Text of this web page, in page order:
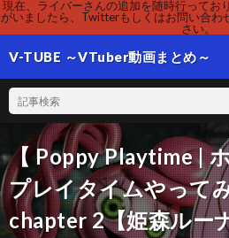
現在、ライバーさんの追加を随時行ってお
がいましたら、Twitterもしくはお問い合わ
さい。
V-TUBE ～VTuber動画まとめ～
【 Poppy Playtime |
プレイタイムやって
chapter 2【姫森ルー